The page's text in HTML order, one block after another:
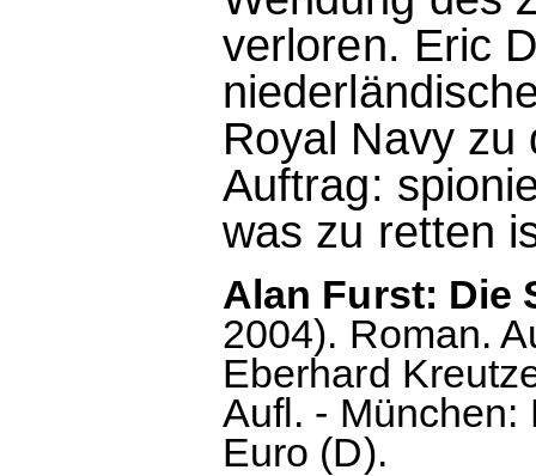
verloren. Eric
Royal Navy zu
Auftrag:
was zu retten
Alan Furst: Die
2004). Roman.
Eberhard
Aufl. - München:
Euro (D).